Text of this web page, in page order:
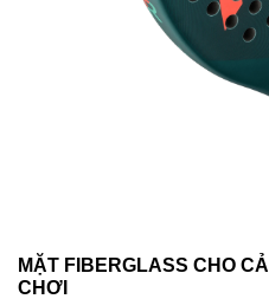
MẶT FIBERGLASS CHO
CHƠI